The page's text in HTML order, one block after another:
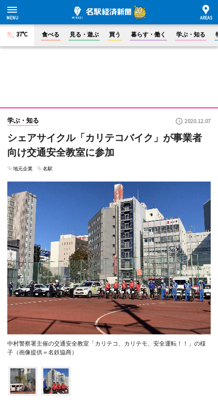
37°C 食べる 見る・遊ぶ 買う 暮らす・働く 学ぶ・知る
学ぶ・知る 2020.12.07
シェアサイクル「カリテコバイク」が事業者
向け交通安全教室に参加
地元企業 名駅
中村警察署主催の交通安全教室「カリテコ、カリテモ、安全運転！！」の様
子（画像提供＝名鉄協商）